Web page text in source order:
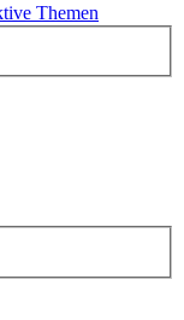
Themen